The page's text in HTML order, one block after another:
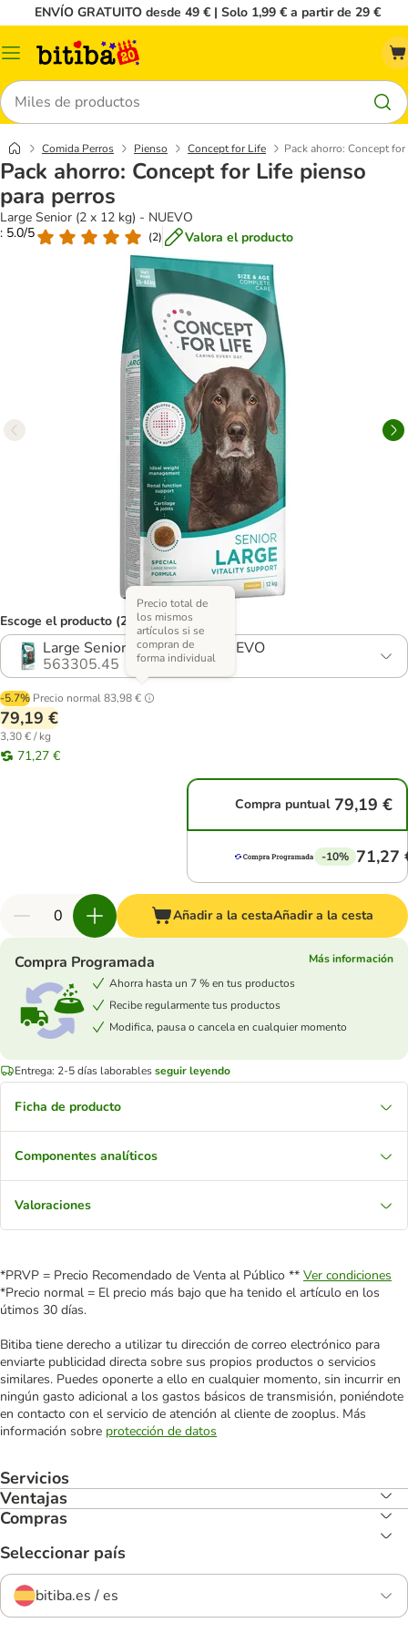
ENVÍO GRATUITO desde 49 € | Solo 1,99 € a partir de 29 €
Menú
Buscar
Comida Perros Pienso Concept for Life Pack ahorro: Concept
Pack ahorro: Concept for Life pienso
para perros
Large Senior (2 x 12 kg) - NUEVO
: 5.0/5
(2) Valora el producto
Escoge el producto (21 opciones)
Large Senior (2 x 12 kg) - NUEVO
563305.45
-5.7% Precio normal83,98 €
Precio total de
los mismos
artículos si se
compran de
forma individual
79,19 €
3,30 € / kg
71,27 €
Compra puntual 79,19 €
-10% 71,27
Añadir a la cestaAñadir a la cesta
Compra Programada
Más información
Ahorra hasta un 7 % en tus productos
Recibe regularmente tus productos
Modifica, pausa o cancela en cualquier momento
Entrega: 2-5 días laborablesseguir leyendo
Ficha de producto
Componentes analíticos
Valoraciones
*PRVP = Precio Recomendado de Venta al Público ** Ver condiciones
*Precio normal = El precio más bajo que ha tenido el artículo en los
útimos 30 días.
Bitiba tiene derecho a utilizar tu dirección de correo electrónico para
enviarte publicidad directa sobre sus propios productos o servicios
similares. Puedes oponerte a ello en cualquier momento, sin incurrir en
ningún gasto adicional a los gastos básicos de transmisión, poniéndote
en contacto con el servicio de atención al cliente de zooplus. Más
información sobre protección de datos
Servicios
Ventajas
Compras
Seleccionar país
bitiba.es / es